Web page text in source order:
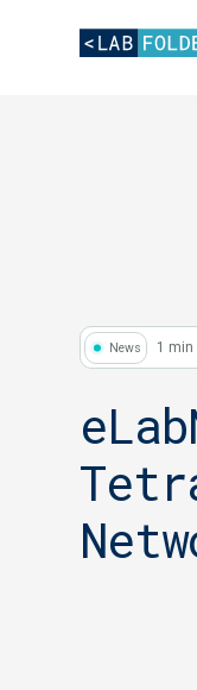
News 1 min